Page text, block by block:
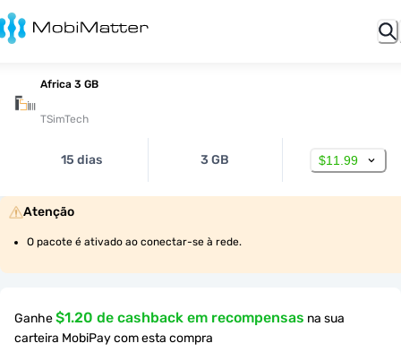
Africa 3 GB
TSimTech
15 dias 3 GB $11.99
Atenção
O pacote é ativado ao conectar-se à rede.
Ganhe$1.20 de cashback em recompensas na sua
carteira MobiPay com esta compra